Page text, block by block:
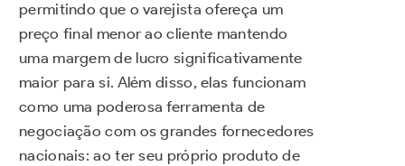
permitindo que o varejista ofereça um
preço final menor ao cliente mantendo
uma margem de lucro significativamente
maior para si. Além disso, elas funcionam
como uma poderosa ferramenta de
negociação com os grandes fornecedores
nacionais: ao ter seu próprio produto de